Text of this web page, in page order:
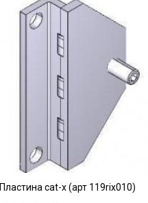
Пластина cat-х (арт 119rix010)